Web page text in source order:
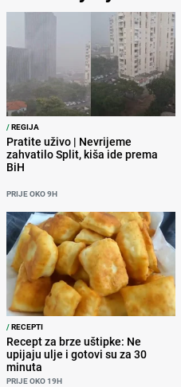
/REGIJA
Pratite uživo | Nevrijeme
zahvatilo Split, kiša ide prema
BiH
PRIJE OKO 9H
/RECEPTI
Recept za brze uštipke: Ne
upijaju ulje i gotovi su za 30
minuta
PRIJE OKO 19H